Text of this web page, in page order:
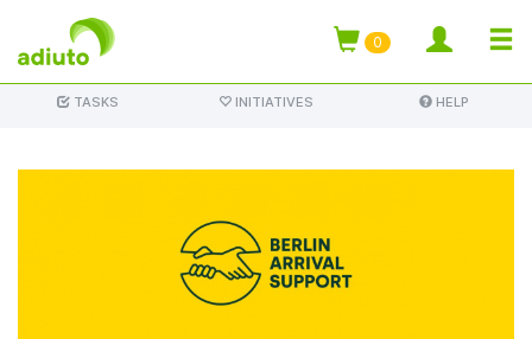
Skip
0
TASKS INITIATIVES HELP